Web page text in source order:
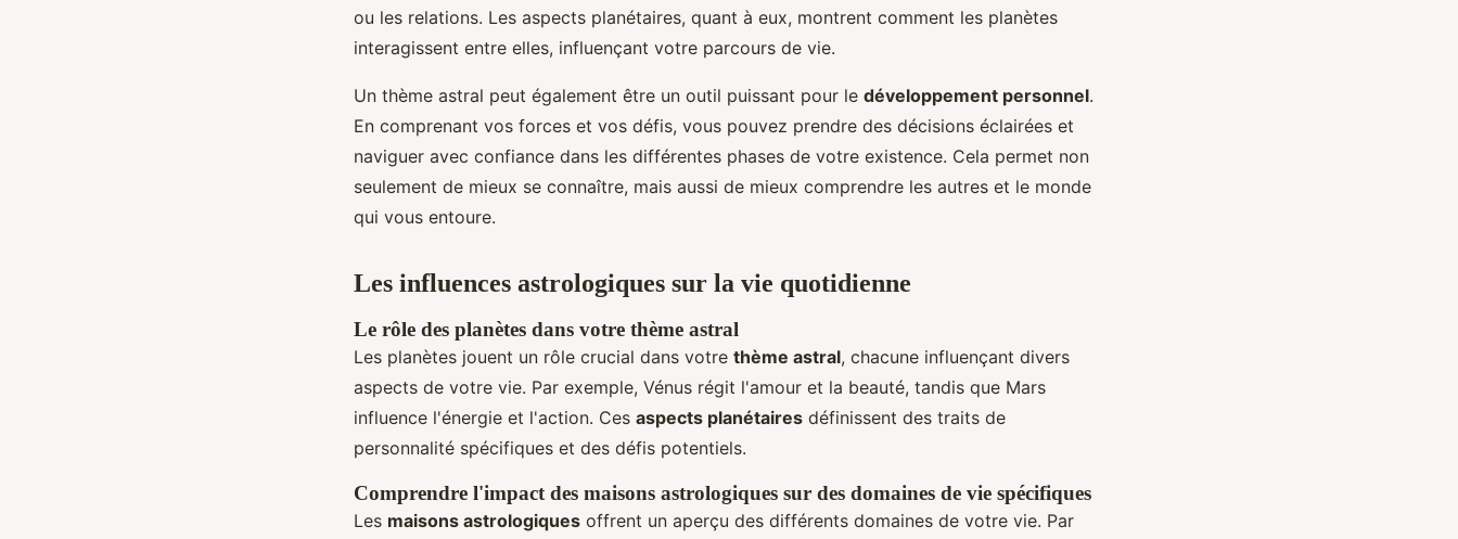
ou les relations. Les aspects planétaires, quant à eux, montrent comment les planètes
interagissent entre elles, influençant votre parcours de vie.
Un thème astral peut également être un outil puissant pour le développement personnel.
En comprenant vos forces et vos défis, vous pouvez prendre des décisions éclairées et
naviguer avec confiance dans les différentes phases de votre existence. Cela permet non
seulement de mieux se connaître, mais aussi de mieux comprendre les autres et le monde
qui vous entoure.
Les influences astrologiques sur la vie quotidienne
Le rôle des planètes dans votre thème astral
Les planètes jouent un rôle crucial dans votre thème astral, chacune influençant divers
aspects de votre vie. Par exemple, Vénus régit l'amour et la beauté, tandis que Mars
influence l'énergie et l'action. Ces aspects planétaires définissent des traits de
personnalité spécifiques et des défis potentiels.
Comprendre l'impact des maisons astrologiques sur des domaines de vie spécifiques
Les maisons astrologiques offrent un aperçu des différents domaines de votre vie. Par